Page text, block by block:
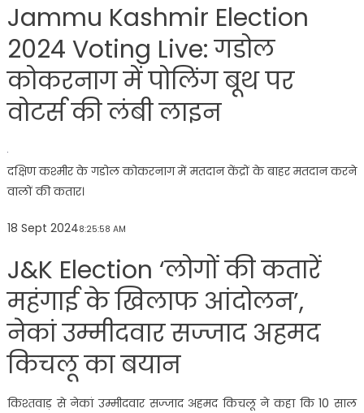
Jammu Kashmir Election
2024 Voting Live: गडोल
कोकरनाग में पोलिंग बूथ पर
वोटर्स की लंबी लाइन
दक्षिण कश्मीर के गडोल कोकरनाग में मतदान केंद्रों के बाहर मतदान करने
वालों की कतार।
18 Sept 20248:25:58 AM
J&K Election ‘लोगों की कतारें
महंगाई के खिलाफ आंदोलन’,
नेकां उम्मीदवार सज्जाद अहमद
किचलू का बयान
किश्तवाड़ से नेकां उम्मीदवार सज्जाद अहमद किचलू ने कहा कि 10 साल